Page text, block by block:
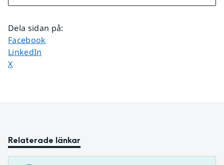
Dela sidan på:
Dela sidan på
Facebook
Dela sidan på
LinkedIn
Dela sidan på
X
Relaterade länkar